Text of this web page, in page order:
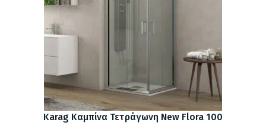
Karag Καμπίνα Τετράγωνη New Flora 100